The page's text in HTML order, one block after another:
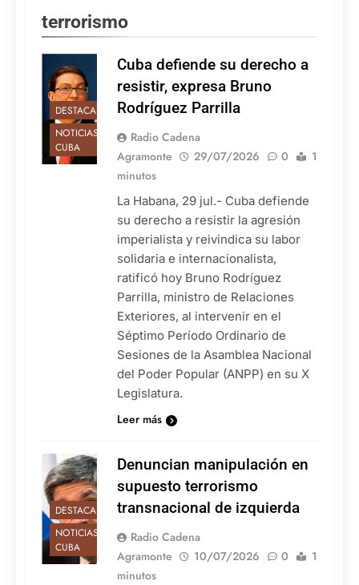
terrorismo
DESTACADAS
NOTICIAS DE
CUBA
Cuba defiende su derecho a
resistir, expresa Bruno
Rodríguez Parrilla
Radio Cadena
Agramonte
29/07/2026 0
1
minutos
La Habana, 29 jul.- Cuba defiende
su derecho a resistir la agresión
imperialista y reivindica su labor
solidaria e internacionalista,
ratificó hoy Bruno Rodríguez
Parrilla, ministro de Relaciones
Exteriores, al intervenir en el
Séptimo Período Ordinario de
Sesiones de la Asamblea Nacional
del Poder Popular (ANPP) en su X
Legislatura.
Leer más
DESTACADAS
NOTICIAS DE
CUBA
Denuncian manipulación en
supuesto terrorismo
transnacional de izquierda
Radio Cadena
Agramonte
10/07/2026 0
1
minutos